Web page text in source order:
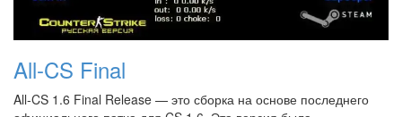
All-CS Final
All-CS 1.6 Final Release — это сборка на основе последнего